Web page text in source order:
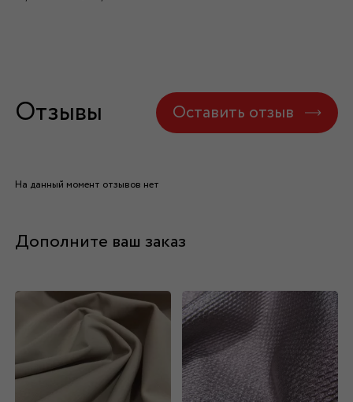
Отзывы Оставить отзыв
На данный момент отзывов нет
Дополните ваш заказ